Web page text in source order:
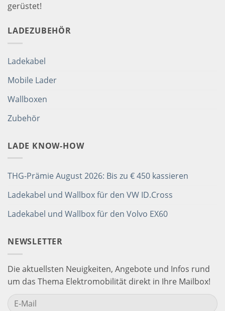
gerüstet!
LADEZUBEHÖR
Ladekabel
Mobile Lader
Wallboxen
Zubehör
LADE KNOW-HOW
THG-Prämie August 2026: Bis zu € 450 kassieren
Ladekabel und Wallbox für den VW ID.Cross
Ladekabel und Wallbox für den Volvo EX60
NEWSLETTER
Die aktuellsten Neuigkeiten, Angebote und Infos rund
um das Thema Elektromobilität direkt in Ihre Mailbox!